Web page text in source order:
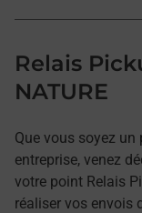
Relais
NATURE
Que vous soyez
entreprise, venez
votre point Relais
réaliser vos envois